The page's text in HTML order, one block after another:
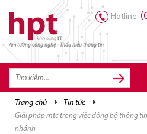
Am tường công nghệ - Thấu hiểu thông tin
Hotline:
trang chủ tin tức
giải pháp mtc trong việc đồng bộ thông tin giữa văn phòng trung tâm và chi
nhánh
TRANG CHỦ
TRANG CHỦ